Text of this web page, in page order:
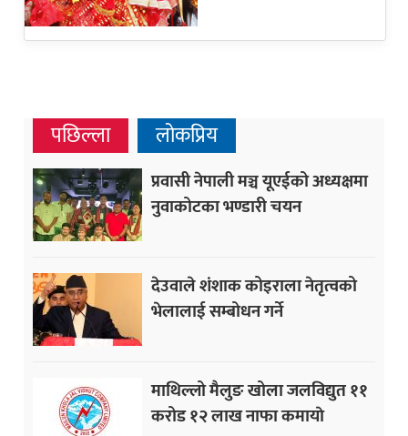
पछिल्ला लोकप्रिय
प्रवासी नेपाली मञ्च यूएईको अध्यक्षमा
नुवाकोटका भण्डारी चयन
देउवाले शंशाक कोइराला नेतृत्वको
भेलालाई सम्बोधन गर्ने
माथिल्लो मैलुङ खोला जलविद्युत ११
करोड १२ लाख नाफा कमायाे